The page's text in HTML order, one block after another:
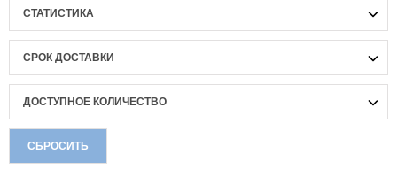
СТАТИСТИКА
СРОК ДОСТАВКИ
ДОСТУПНОЕ КОЛИЧЕСТВО
СБРОСИТЬ